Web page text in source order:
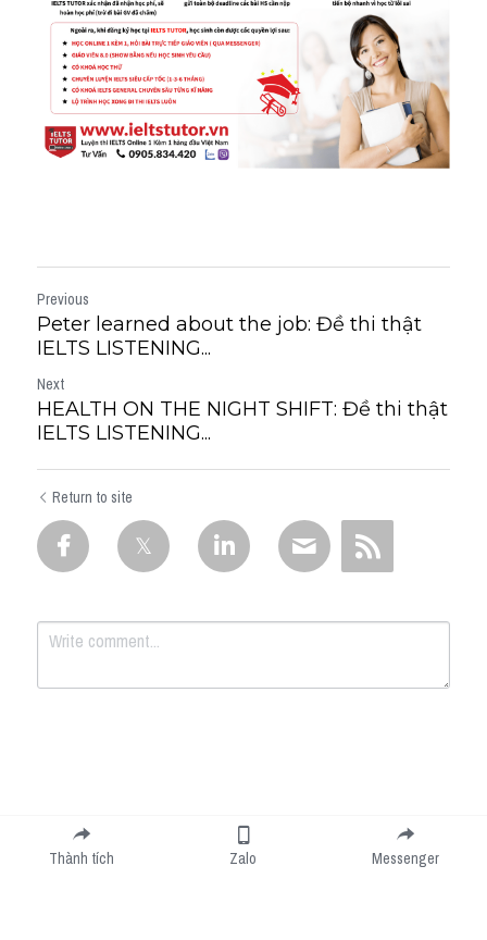
Previous
Peter learned about the job: Đề thi thật
IELTS LISTENING...
Next
HEALTH ON THE NIGHT SHIFT: Đề thi thật
IELTS LISTENING...
Return to site
Submit
Thành tích Zalo Messenger